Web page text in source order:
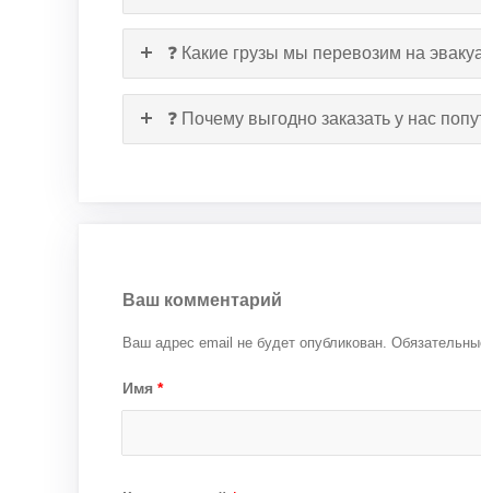
❓ Какие грузы мы перевозим на
❓ Почему выгодно заказать у нас
Ваш комментарий
Ваш адрес email не будет опубликован.
Имя *